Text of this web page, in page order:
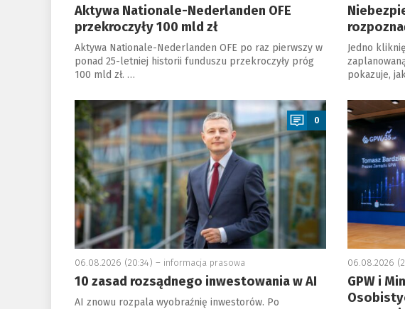
Aktywa Nationale-Nederlanden OFE
przekroczyły 100 mld zł
Aktywa Nationale-Nederlanden OFE po raz pierwszy w
ponad 25-letniej historii funduszu przekroczyły próg
100 mld zł. …
Jedno
pokazuje,
a
0
06.08.2026 (20:34) – informacja prasowa
10 zasad rozsądnego inwestowania w AI
AI znowu rozpala wyobraźnię inwestorów. Po
a
06.08.2026
GPW i